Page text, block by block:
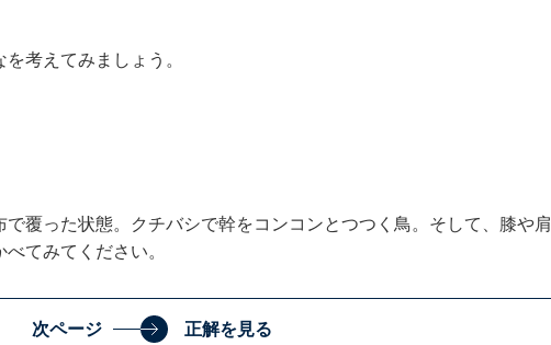
考えてみましょう。
で覆った状態。クチバシで幹をコンコンとつつく鳥。そして、膝や肩
てみてください。
次ページ 正解を見る